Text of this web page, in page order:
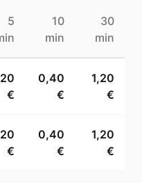
5
10
min
30
min
€
0,40
€
1,20
€
€
0,40
€
1,20
€